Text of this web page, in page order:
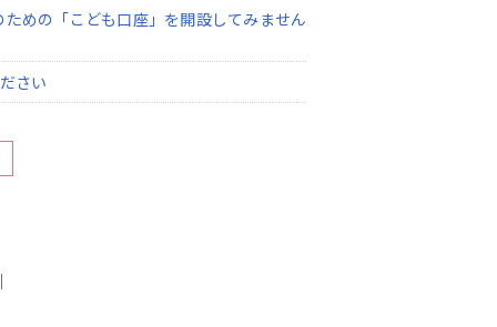
めの「こども口座」を開設してみません
さい